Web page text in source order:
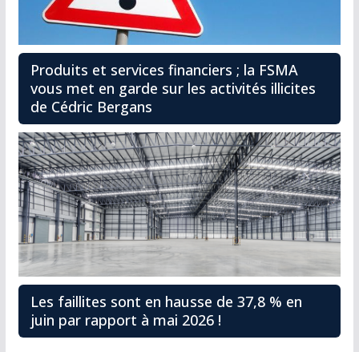
Produits et services financiers ; la FSMA
vous met en garde sur les activités illicites
de Cédric Bergans
Les faillites sont en hausse de 37,8 % en
juin par rapport à mai 2026 !